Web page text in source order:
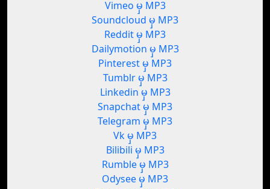
Vimeo မှ MP3
Soundcloud မှ MP3
Reddit မှ MP3
Dailymotion မှ MP3
Pinterest မှ MP3
Tumblr မှ MP3
Linkedin မှ MP3
Snapchat မှ MP3
Telegram မှ MP3
Vk မှ MP3
Bilibili မှ MP3
Rumble မှ MP3
Odysee မှ MP3